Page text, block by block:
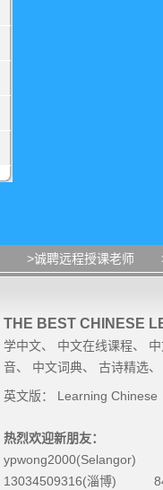
>诚聘远程授课老师
THE BEST CHINESE
学中文、 中文在线课程、
音、 中文词典、 古诗精选
英文版： Learning Chinese
热烈欢迎新朋友：
ypwong2000(Selangor)
13034509316(淄博)